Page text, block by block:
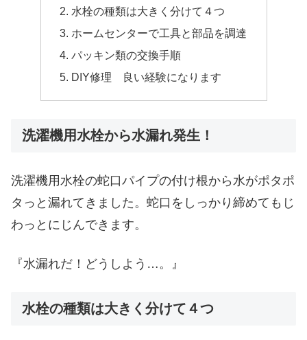
水栓の種類は大きく分けて４つ
ホームセンターで工具と部品を調達
パッキン類の交換手順
DIY修理 良い経験になります
洗濯機用水栓から水漏れ発生！
洗濯機用水栓の蛇口パイプの付け根から水がポタポ
タっと漏れてきました。蛇口をしっかり締めてもじ
わっとにじんできます。
『水漏れだ！どうしよう…。』
水栓の種類は大きく分けて４つ